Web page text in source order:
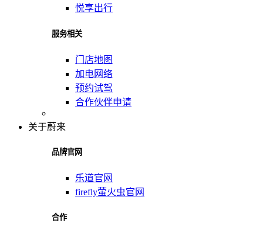
悦享出行
服务相关
门店地图
加电网络
预约试驾
合作伙伴申请
关于蔚来
品牌官网
乐道官网
firefly萤火虫官网
合作